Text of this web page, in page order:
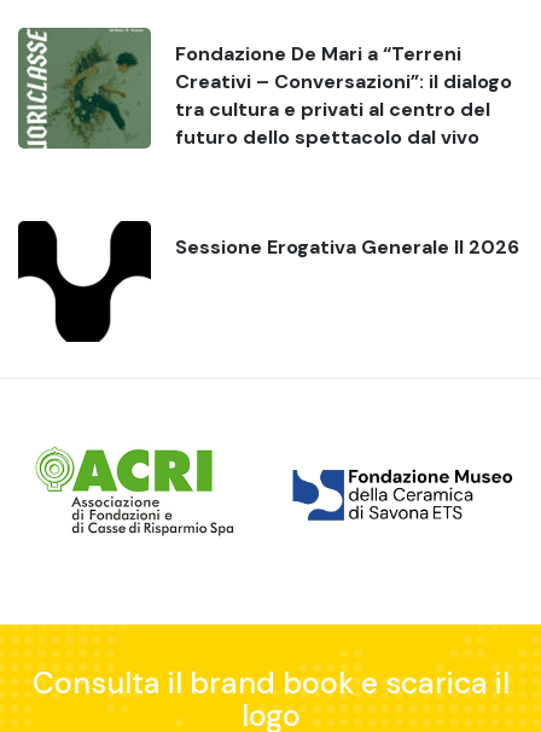
Fondazione De Mari a “Terreni
Creativi – Conversazioni”: il dialogo
tra cultura e privati al centro del
futuro dello spettacolo dal vivo
Sessione Erogativa Generale II 2026
Consulta il brand book e scarica il
logo